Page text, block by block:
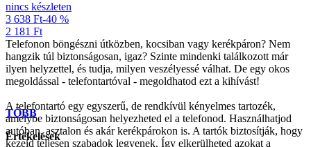
nincs készleten
3 638 Ft-40 %
2 181 Ft
Telefonon böngészni útközben, kocsiban vagy kerékpáron? Nem
hangzik túl biztonságosan, igaz? Szinte mindenki találkozott már
ilyen helyzettel, és tudja, milyen veszélyessé válhat. De egy okos
megoldással - telefontartóval - megoldhatod ezt a kihívást!
A telefontartó egy egyszerű, de rendkívül kényelmes tartozék,
amelybe biztonságosan helyezheted el a telefonod. Használhatjod
autóban, asztalon és akár kerékpárokon is. A tartók biztosítják, hogy
kezeid teljesen szabadok legyenek. Így elkerülheted azokat a
TÖBB
Értékelések